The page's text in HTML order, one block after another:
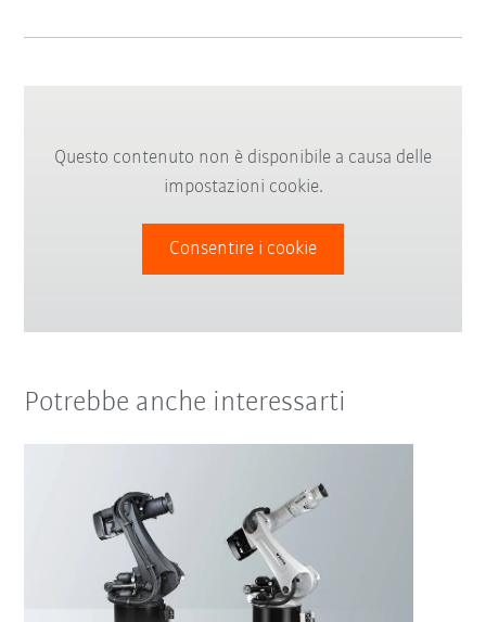
Questo contenuto non è disponibile a causa delle
impostazioni cookie.
Consentire i cookie
Potrebbe anche interessarti